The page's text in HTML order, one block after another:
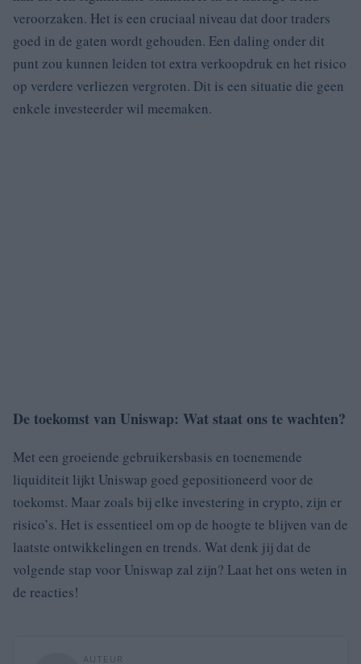
veroorzaken. Het is een cruciaal niveau dat door traders
goed in de gaten wordt gehouden. Een daling onder dit
punt zou kunnen leiden tot extra verkoopdruk en het risico
op verdere verliezen vergroten. Dit is een situatie die geen
enkele investeerder wil meemaken.
De toekomst van Uniswap: Wat staat ons te wachten?
Met een groeiende gebruikersbasis en toenemende
liquiditeit lijkt Uniswap goed gepositioneerd voor de
toekomst. Maar zoals bij elke investering in crypto, zijn er
risico’s. Het is essentieel om op de hoogte te blijven van de
laatste ontwikkelingen en trends. Wat denk jij dat de
volgende stap voor Uniswap zal zijn? Laat het ons weten in
de reacties!
AUTEUR